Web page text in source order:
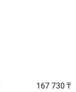
167 730 ₸